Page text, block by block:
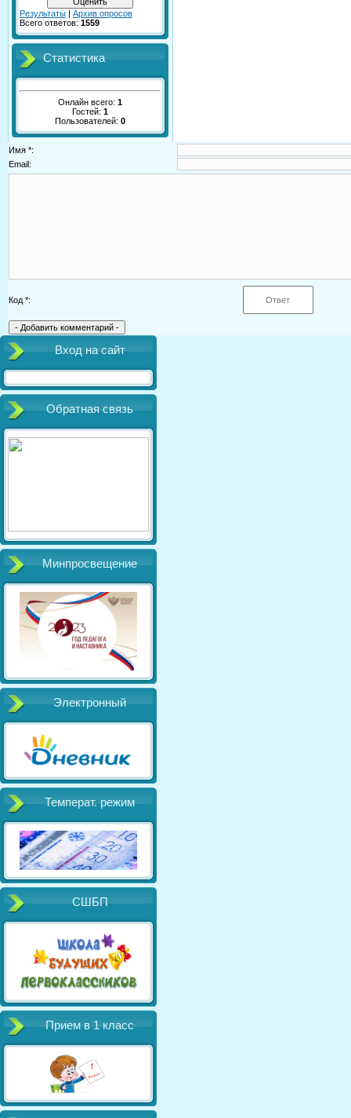
Результаты | Архив опросов
Всего ответов: 1559
Статистика
Онлайн всего: 1
Гостей: 1
Пользователей: 0
Имя *:
Email:
Код *:
Вход на сайт
Обратная связь
Минпросвещение
Электронный
Температ. режим
СШБП
Прием в 1 класс